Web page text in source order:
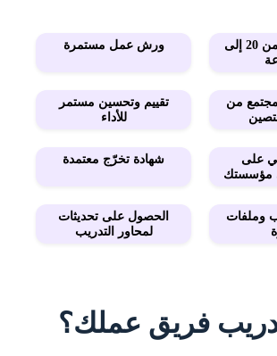
تدريب مكثّف من 20 إلى
ورش عمل مستمرة​
مجتمع من
تقييم وتحسين مستمر
للأداء​
على
مؤسستك​
شهادة تخرّج معتمدة​
وملفات
الحصول على تحديثات
لمحاور التدريب
فريق عملك؟